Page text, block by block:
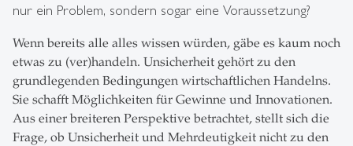
nur ein Problem, sondern sogar eine Voraussetzung?
Wenn bereits alle alles wissen würden, gäbe es kaum noch
etwas zu (ver)handeln. Unsicherheit gehört zu den
grundlegenden Bedingungen wirtschaftlichen Handelns.
Sie schafft Möglichkeiten für Gewinne und Innovationen.
Aus einer breiteren Perspektive betrachtet, stellt sich die
Frage, ob Unsicherheit und Mehrdeutigkeit nicht zu den